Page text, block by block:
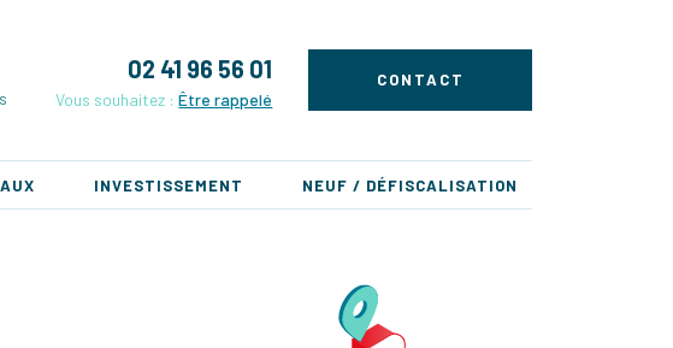
02 41 96 56 01
Vous souhaitez :Être rappelé
CONTACT
INVESTISSEMENT NEUF / DÉFISCALISATION